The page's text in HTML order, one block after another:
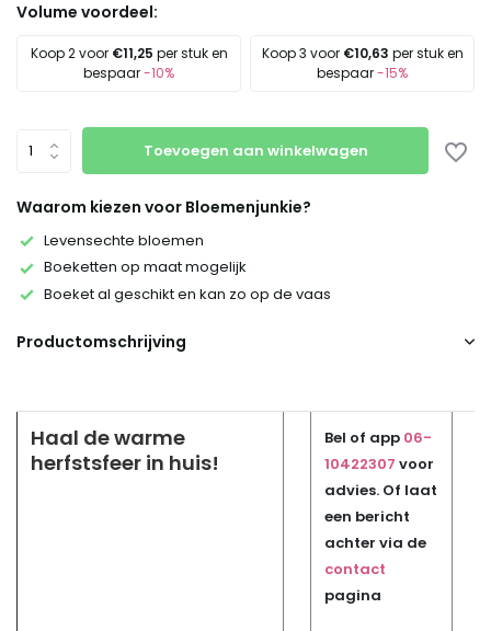
Volume voordeel:
Koop 2 voor €11,25 per stuk en
bespaar-10%
Koop 3 voor €10,63 per stuk en
bespaar-15%
Toevoegen aan winkelwagen
Waarom kiezen voor Bloemenjunkie?
Levensechte bloemen
Boeketten op maat mogelijk
Boeket al geschikt en kan zo op de vaas
Productomschrijving
Haal de warme
herfstsfeer in huis!
Bel of app 06-
10422307 voor
advies. Of laat
een bericht
achter via de
contact
pagina